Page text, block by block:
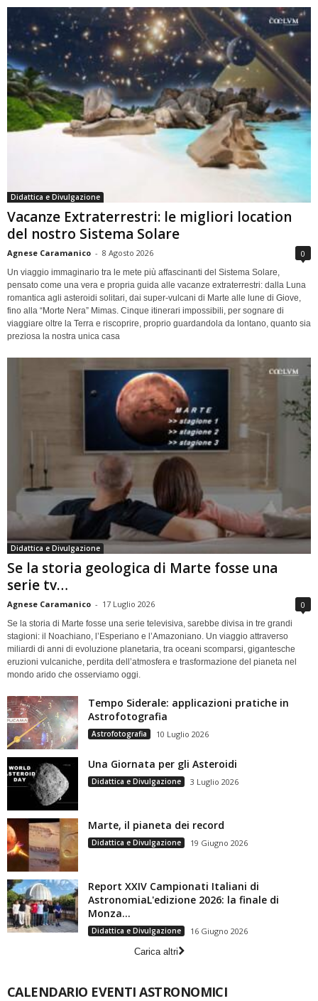
Didattica e Divulgazione
Vacanze Extraterrestri: le migliori location
del nostro Sistema Solare
Agnese Caramanico - 8 Agosto 2026 0
Un viaggio immaginario tra le mete più affascinanti del Sistema Solare,
pensato come una vera e propria guida alle vacanze extraterrestri: dalla Luna
romantica agli asteroidi solitari, dai super-vulcani di Marte alle lune di Giove,
fino alla “Morte Nera” Mimas. Cinque itinerari impossibili, per sognare di
viaggiare oltre la Terra e riscoprire, proprio guardandola da lontano, quanto sia
preziosa la nostra unica casa
Didattica e Divulgazione
Se la storia geologica di Marte fosse una
serie tv…
Agnese Caramanico - 17 Luglio 2026 0
Se la storia di Marte fosse una serie televisiva, sarebbe divisa in tre grandi
stagioni: il Noachiano, l’Esperiano e l’Amazoniano. Un viaggio attraverso
miliardi di anni di evoluzione planetaria, tra oceani scomparsi, gigantesche
eruzioni vulcaniche, perdita dell’atmosfera e trasformazione del pianeta nel
mondo arido che osserviamo oggi.
Tempo Siderale: applicazioni pratiche in
Astrofotografia
Astrofotografia 10 Luglio 2026
Una Giornata per gli Asteroidi
Didattica e Divulgazione 3 Luglio 2026
Marte, il pianeta dei record
Didattica e Divulgazione 19 Giugno 2026
Report XXIV Campionati Italiani di
AstronomiaL'edizione 2026: la finale di
Monza...
Didattica e Divulgazione
16 Giugno 2026
Carica altri
CALENDARIO EVENTI ASTRONOMICI